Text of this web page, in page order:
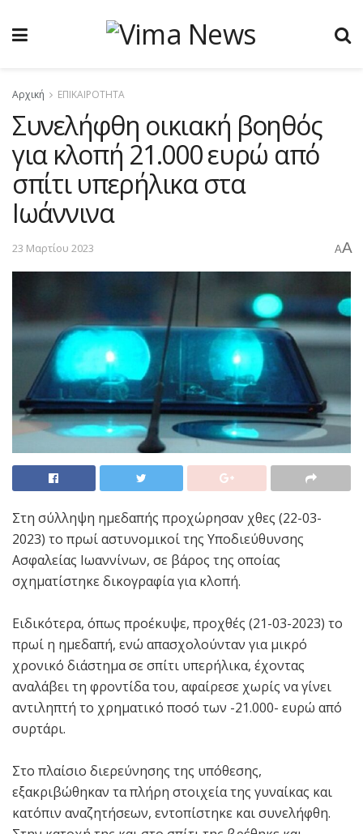
Αρχική ΕΠΙΚΑΙΡΟΤΗΤΑ
Συνελήφθη οικιακή βοηθός
για κλοπή 21.000 ευρώ από
σπίτι υπερήλικα στα
Ιωάννινα
23 Μαρτίου 2023 AA
Στη σύλληψη ημεδαπής προχώρησαν χθες (22-03-
2023) το πρωί αστυνομικοί της Υποδιεύθυνσης
Ασφαλείας Ιωαννίνων, σε βάρος της οποίας
σχηματίστηκε δικογραφία για κλοπή.
Ειδικότερα, όπως προέκυψε, προχθές (21-03-2023) το
πρωί η ημεδαπή, ενώ απασχολούνταν για μικρό
χρονικό διάστημα σε σπίτι υπερήλικα, έχοντας
αναλάβει τη φροντίδα του, αφαίρεσε χωρίς να γίνει
αντιληπτή το χρηματικό ποσό των -21.000- ευρώ από
συρτάρι.
Στο πλαίσιο διερεύνησης της υπόθεσης,
εξακριβώθηκαν τα πλήρη στοιχεία της γυναίκας και
κατόπιν αναζητήσεων, εντοπίστηκε και συνελήφθη.